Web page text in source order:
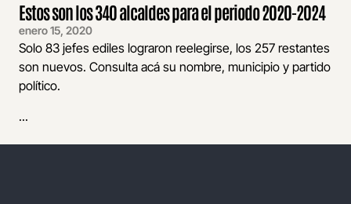
Estos son los 340 alcaldes para el periodo 2020-2024
enero 15, 2020
Solo 83 jefes ediles lograron reelegirse, los 257 restantes
son nuevos. Consulta acá su nombre, municipio y partido
político.
...